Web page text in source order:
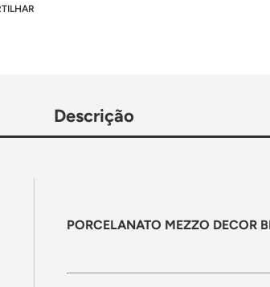
Descrição
PORCELANATO MEZZO DECOR